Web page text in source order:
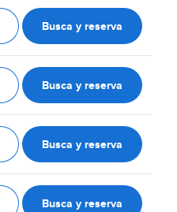
Busca y reserva
Busca y reserva
Busca y reserva
Busca y reserva